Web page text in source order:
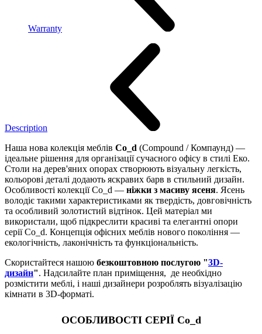
Warranty
Description
Наша нова колекція меблів Co_d (Compound / Компаунд) —
ідеальне рішення для організації сучасного офісу в стилі Еко.
Столи на дерев'яних опорах створюють візуальну легкість,
кольорові деталі додають яскравих барв в стильний дизайн.
Особливості колекції Co_d — ніжки з масиву ясеня. Ясень
володіє такими характеристиками як твердість, довговічність
та особливий золотистий відтінок. Цей матеріал ми
використали, щоб підкреслити красиві та елегантні опори
серії Co_d. Концепція офісних меблів нового покоління —
екологічність, лаконічність та функціональність.
Скористайтеся нашою безкоштовною послугою "3D-
дизайн". Надсилайте план приміщення, де необхідно
розмістити меблі, і наші дизайнери розроблять візуалізацію
кімнати в 3D-форматі.
ОСОБЛИВОСТІ СЕРІЇ Co_d